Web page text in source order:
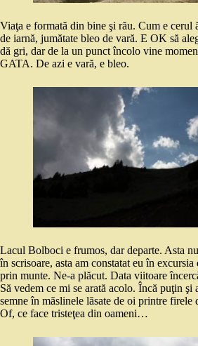
Viaţa e formată din bine şi rău. Cum e cerul
de iarnă, jumătate bleo de vară. E OK să
dă gri, dar de la un punct încolo vine
GATA. De azi e vară, e bleo.
Lacul Bolboci e frumos, dar departe. Asta
în scrisoare, asta am constatat eu în excursia
prin munte. Ne-a plăcut. Data viitoare
Să vedem ce mi se arată acolo. Încă puţin şi
semne în măslinele lăsate de oi printre firele
Of, ce face tristeţea din oameni…